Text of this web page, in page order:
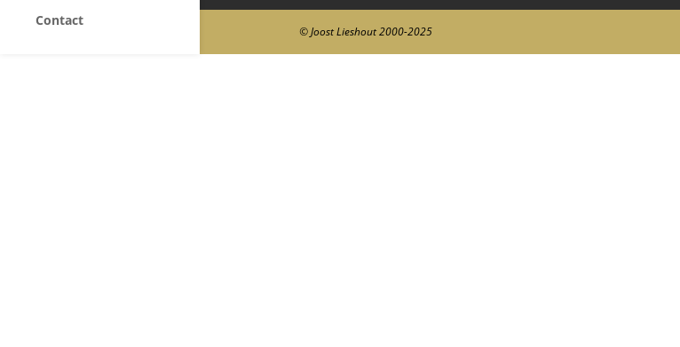
Contact
© Joost Lieshout 2000-2025